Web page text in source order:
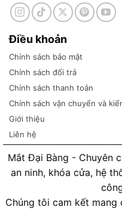
Điều khoản
Chính sách bảo mật
Chính sách đổi trả
Chính sách thanh toán
Chính sách vận chuyển và
Giới thiệu
Liên hệ
Mắt Đại Bàng - Chuyên
an ninh, khóa cửa, hệ
Chúng tôi cam kết mang